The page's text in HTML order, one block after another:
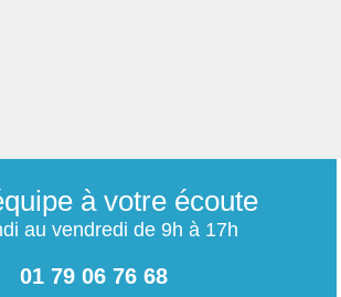
à votre écoute
au vendredi de 9h à 17h
01 79 06 76 68